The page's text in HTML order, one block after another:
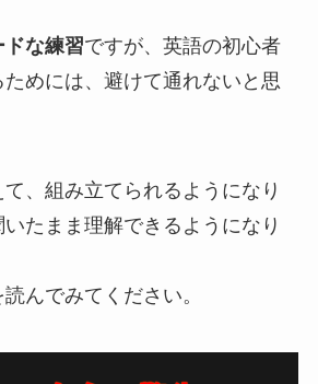
な練習ですが、英語の初心者
めには、避けて通れないと思
、組み立てられるようになり
たまま理解できるようになり
んでみてください。